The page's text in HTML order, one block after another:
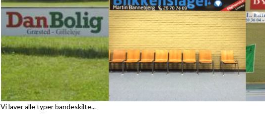
Vi laver alle typer bandeskilte...